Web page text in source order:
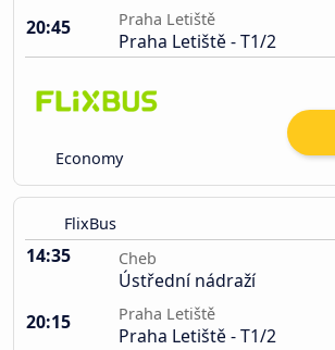
20:45
Praha Letiště
Praha Letiště - T1/2
Economy
FlixBus
14:35 Cheb
Ústřední nádraží
20:15
Praha Letiště
Praha Letiště - T1/2